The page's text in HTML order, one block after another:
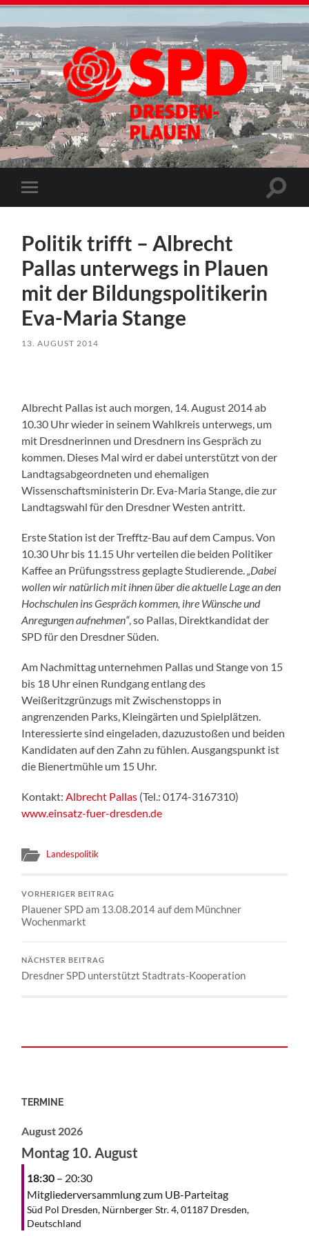
Politik trifft – Albrecht
Pallas unterwegs in Plauen
mit der Bildungspolitikerin
Eva-Maria Stange
13. AUGUST 2014
Albrecht Pallas ist auch morgen, 14. August 2014 ab
10.30 Uhr wieder in seinem Wahlkreis unterwegs, um
mit Dresdnerinnen und Dresdnern ins Gespräch zu
kommen. Dieses Mal wird er dabei unterstützt von der
Landtagsabgeordneten und ehemaligen
Wissenschaftsministerin Dr. Eva-Maria Stange, die zur
Landtagswahl für den Dresdner Westen antritt.
Erste Station ist der Trefftz-Bau auf dem Campus. Von
10.30 Uhr bis 11.15 Uhr verteilen die beiden Politiker
Kaffee an Prüfungsstress geplagte Studierende.
„Dabei
wollen wir natürlich mit ihnen über die aktuelle Lage an den
Hochschulen ins Gespräch kommen, ihre Wünsche und
Anregungen aufnehmen“, so Pallas, Direktkandidat der
SPD für den Dresdner Süden.
Am Nachmittag unternehmen Pallas und Stange von 15
bis 18 Uhr einen Rundgang entlang des
Weißeritzgrünzugs mit Zwischenstopps in
angrenzenden Parks, Kleingärten und Spielplätzen.
Interessierte sind eingeladen, dazuzustoßen und beiden
Kandidaten auf den Zahn zu fühlen. Ausgangspunkt ist
die Bienertmühle um 15 Uhr.
Kontakt: Albrecht Pallas (Tel.: 0174-3167310)
www.einsatz-fuer-dresden.de
Landespolitik
VORHERIGER BEITRAG
Plauener SPD am 13.08.2014 auf dem Münchner
Wochenmarkt
NÄCHSTER BEITRAG
Dresdner SPD unterstützt Stadtrats-Kooperation
TERMINE
August 2026
Montag 10. August
18:30 – 20:30
Mitgliederversammlung zum UB-Parteitag
Süd Pol Dresden, Nürnberger Str. 4, 01187 Dresden,
Deutschland